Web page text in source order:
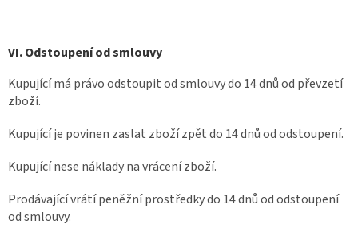
VI. Odstoupení od smlouvy
Kupující má právo odstoupit od smlouvy do 14 dnů od převzetí
zboží.
Kupující je povinen zaslat zboží zpět do 14 dnů od odstoupení.
Kupující nese náklady na vrácení zboží.
Prodávající vrátí peněžní prostředky do 14 dnů od odstoupení
od smlouvy.